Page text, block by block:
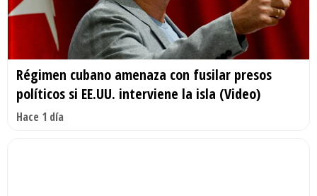
Régimen cubano amenaza con fusilar presos
políticos si EE.UU. interviene la isla (Video)
Hace 1 día